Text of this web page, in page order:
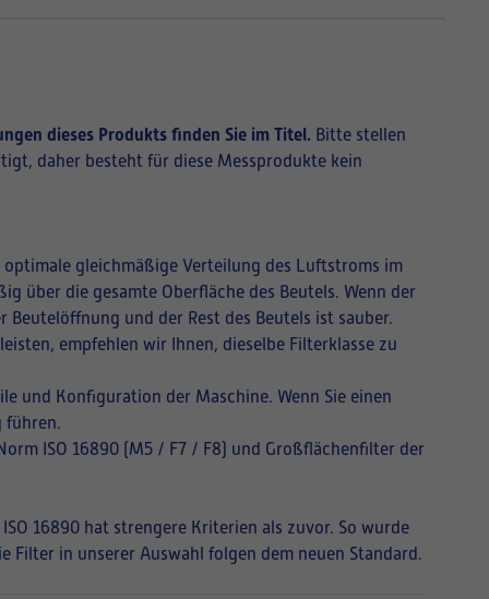
dieses Produkts finden Sie im Titel. Bitte stellen
daher besteht für diese Messprodukte kein
gleichmäßige Verteilung des Luftstroms im
über die gesamte Oberfläche des Beutels. Wenn der
und der Rest des Beutels ist sauber.
empfehlen wir Ihnen, dieselbe Filterklasse zu
und Konfiguration der Maschine. Wenn Sie einen
führen.
ISO 16890 (M5 / F7 / F8) und Großflächenfilter der
16890 hat strengere Kriterien als zuvor. So wurde
Filter in unserer Auswahl folgen dem neuen Standard.